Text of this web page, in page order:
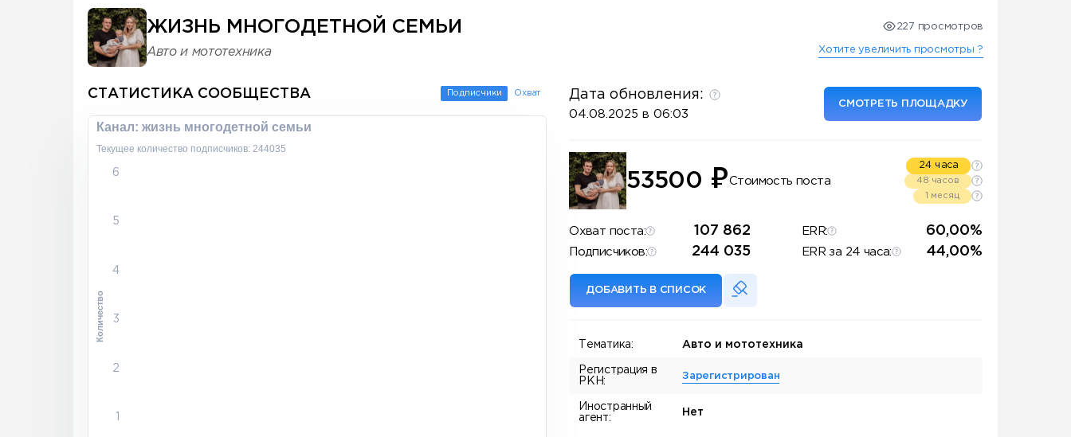
ЖИЗНЬ МНОГОДЕТНОЙ СЕМЬИ
Авто и мототехника
227 просмотров
Хотите увеличить просмотры ?
СТАТИСТИКА СООБЩЕСТВА Подписчики Охват
Канал: жизнь многодетной семьи
Текущее количество подписчиков: 244035
6
5
4
3
2
Количество
Дата обновления:
04.08.2025 в 06:03
СМОТРЕТЬ ПЛОЩАДКУ
53500 ₽Стоимость поста
24 часа
48 часов
1 месяц
Охват поста: 107 862 ERR: 60,00%
Подписчиков: 244 035 ERR за 24 часа: 44,00%
ДОБАВИТЬ В СПИСОК
Тематика: Авто и мототехника
Регистрация в
РКН:
Зарегистрирован
Иностранный
агент:
Нет